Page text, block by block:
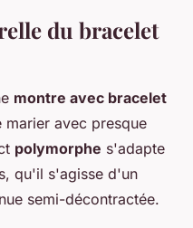
du bracelet
montre avec bracelet
marier avec presque
polymorphe s'adapte
qu'il s'agisse d'un
semi-décontractée.